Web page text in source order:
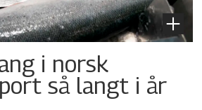
i norsk
så langt i år